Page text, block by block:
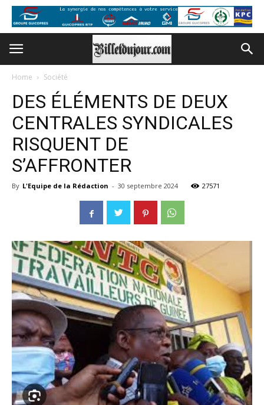
Home Société
DES ÉLÉMENTS DE DEUX
CENTRALES SYNDICALES
RISQUENT DE
S’AFFRONTER
By L'Equipe de la Rédaction - 30 septembre 2024 27571